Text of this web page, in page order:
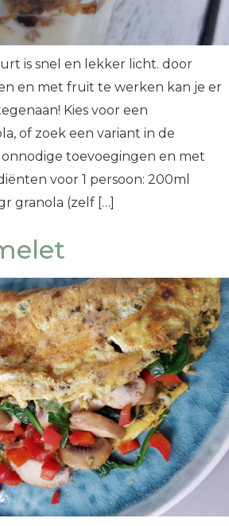
is snel en lekker licht. door
en met fruit te werken kan je er
Kies voor een
of zoek een variant in de
toevoegingen en met
voor 1 persoon: 200ml
granola (zelf […]